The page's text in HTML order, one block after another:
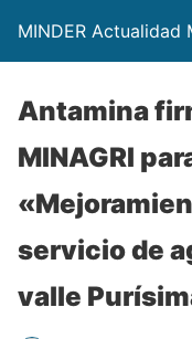
MINDER Actualidad
Antamina
MINAGRI
servicio de
valle